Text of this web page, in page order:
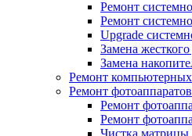
Ремонт
Ремонт
Upgrade
Замена
Замена
Ремонт
Ремонт фотоаппаратов
Ремонт
Ремонт
Чистка матрицы